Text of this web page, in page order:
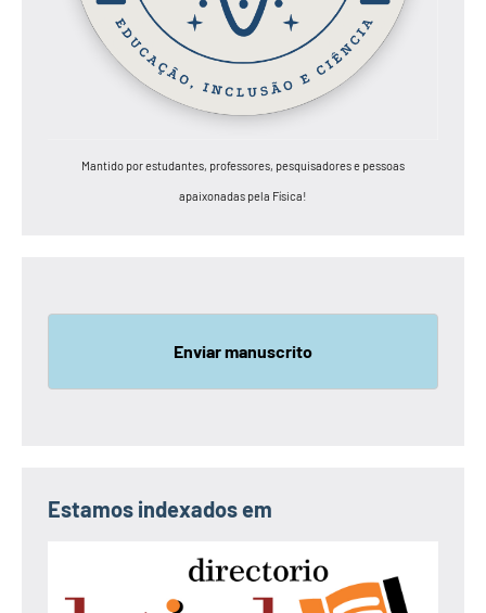
Mantido por estudantes, professores, pesquisadores e pessoas
apaixonadas pela Física!
Enviar manuscrito
Estamos indexados em